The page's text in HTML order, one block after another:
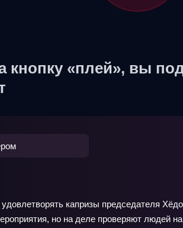
кнопку «плей», вы
капризы председателя
но на деле проверяют людей